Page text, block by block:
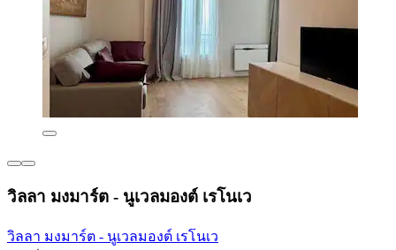
วิลลา มงมาร์ต - นูเวลมองต์ เรโนเว
วิลลา มงมาร์ต - นูเวลมองต์ เรโนเว